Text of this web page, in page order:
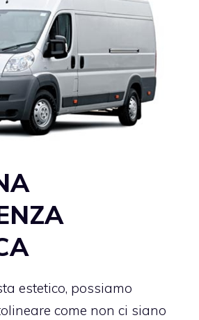
estetico, possiamo
come non ci siano